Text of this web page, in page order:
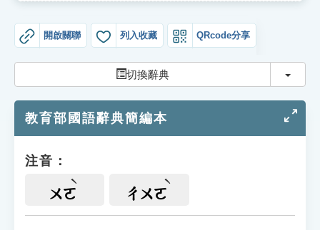
成語故事
索引選單
單字索引
遊戲專區
開啟關聯 列入收藏 QRcode分享
切換辭典 切換
教育部國語辭典簡編本
注音：
ㄨㄛ ㄔㄨㄛ